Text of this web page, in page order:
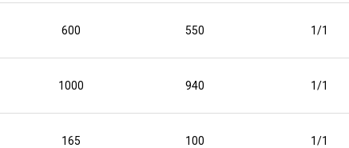
600 550 1/1
1000 940 1/1
165 100 1/1